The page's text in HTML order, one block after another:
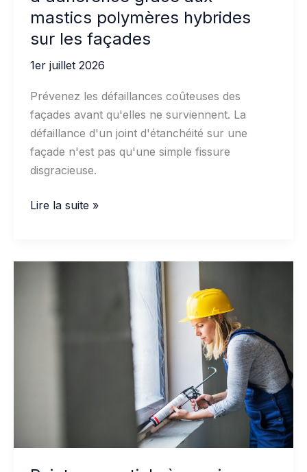
mastics polymères hybrides
sur les façades
1er juillet 2026
Prévenez les défaillances coûteuses des
façades avant qu'elles ne surviennent. La
défaillance d'un joint d'étanchéité sur une
façade n'est pas qu'une simple fissure
disgracieuse.
Prévenir
d'adhérence
mastics
Lire la suite »